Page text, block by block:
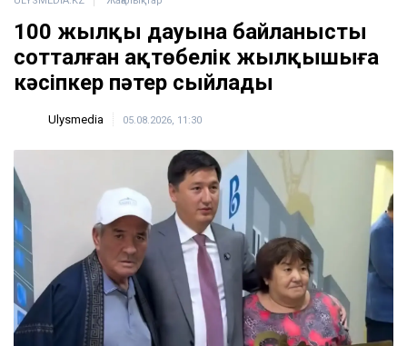
100 жылқы дауына байланысты
сотталған ақтөбелік жылқышыға
кәсіпкер пәтер сыйлады
Ulysmedia 05.08.2026, 11:30